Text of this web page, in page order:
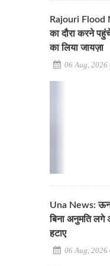
Rajouri Flood
का दौरा करने
का लिया जायज़ा
06 Aug,
Una News: ऊना
बिना अनुमति लगे
हटाए
06 Aug,